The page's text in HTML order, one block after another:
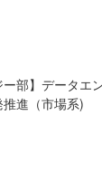
ー部】データエ
進（市場系)